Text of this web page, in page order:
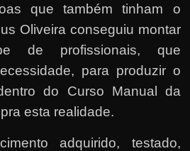
que também tinham o
Oliveira conseguiu montar
de profissionais, que
para produzir o
do Curso Manual da
esta realidade.
adquirido, testado,